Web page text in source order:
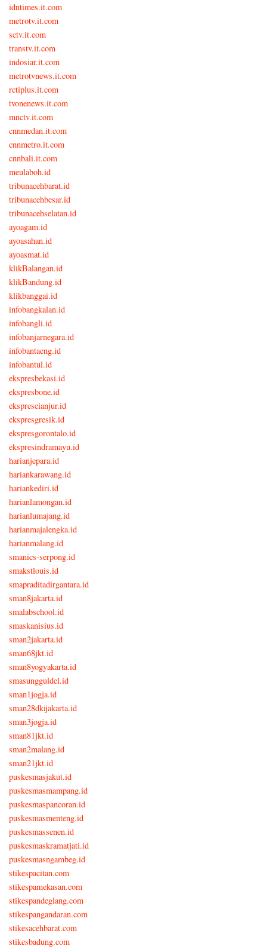
idntimes.it.com
metrotv.it.com
sctv.it.com
transtv.it.com
indosiar.it.com
metrotvnews.it.com
rctiplus.it.com
tvonenews.it.com
mnctv.it.com
cnnmedan.it.com
cnnmetro.it.com
cnnbali.it.com
meulaboh.id
tribunacehbarat.id
tribunacehbesar.id
tribunacehselatan.id
ayoagam.id
ayoasahan.id
ayoasmat.id
klikBalangan.id
klikBandung.id
klikbanggai.id
infobangkalan.id
infobangli.id
infobanjarnegara.id
infobantaeng.id
infobantul.id
ekspresbekasi.id
ekspresbone.id
eksprescianjur.id
ekspresgresik.id
ekspresgorontalo.id
ekspresindramayu.id
harianjepara.id
hariankarawang.id
hariankediri.id
harianlamongan.id
harianlumajang.id
harianmajalengka.id
harianmalang.id
smanics-serpong.id
smakstlouis.id
smapraditadirgantara.id
sman8jakarta.id
smalabschool.id
smaskanisius.id
sman2jakarta.id
sman68jkt.id
sman8yogyakarta.id
smasungguldel.id
sman1jogja.id
sman28dkijakarta.id
sman3jogja.id
sman81jkt.id
sman2malang.id
sman21jkt.id
puskesmasjakut.id
puskesmasmampang.id
puskesmaspancoran.id
puskesmasmenteng.id
puskesmassenen.id
puskesmaskramatjati.id
puskesmasngambeg.id
stikespacitan.com
stikespamekasan.com
stikespandeglang.com
stikespangandaran.com
stikesacehbarat.com
stikesbadung.com